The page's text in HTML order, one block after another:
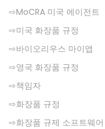
MoCRA 미국 에이전트
미국 화장품 규정
바이오리우스 마이앱
영국 화장품 규정
책임자
화장품 규정
화장품 규제 소프트웨어